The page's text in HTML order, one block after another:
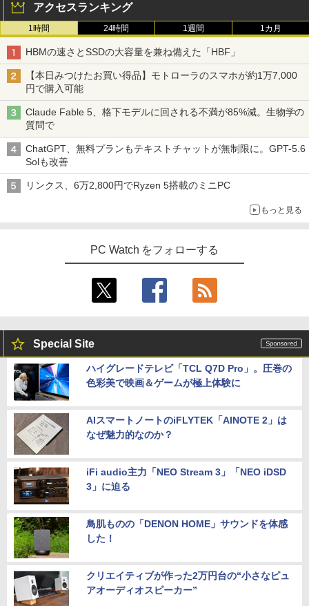
5
【お買い物マラソ開催中！P最大31.5%還
元】5年保証/Type-C/100Hz 24インチ モ
ニター USB-C IPSパネル スピーカー内蔵
HDR10 Adaptive Sync VESA対応 チル
ト調整可 オフィス用PCモニター フレー
ムレス Type-C/HDMIポート 高画質 FHD
￥11,999
￥3,480
アクセスランキング
1時間 24時間 1週間 1カ月
HBMの速さとSSDの大容量を兼ね備えた「HBF」
【本日みつけたお買い得品】モトローラのスマホが約1万7,000
円で購入可能
Claude Fable 5、格下モデルに回される不満が85%減。生物学の
質問で
ChatGPT、無料プランもテキストチャットが無制限に。GPT-5.6
Solも改善
リンクス、6万2,800円でRyzen 5搭載のミニPC
もっと見る
PC Watch をフォローする
Special Site
ハイグレードテレビ「TCL Q7D Pro」。圧巻の
色彩美で映画＆ゲームが極上体験に
AIスマートノートのiFLYTEK「AINOTE 2」は
なぜ魅力的なのか？
iFi audio主力「NEO Stream 3」「NEO iDSD
3」に迫る
鳥肌ものの「DENON HOME」サウンドを体感
した！
クリエイティブが作った2万円台の“小さなピュ
アオーディオスピーカー”